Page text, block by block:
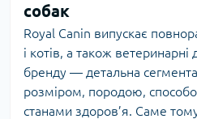
собак
Royal Canin випускає
і котів, а також ветеринарні
бренду — детальна
розміром, породою,
станами здоров’я. Саме